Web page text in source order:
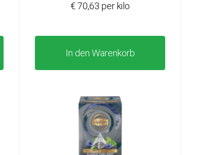
In den Warenkorb
€ 70,63 per kilo